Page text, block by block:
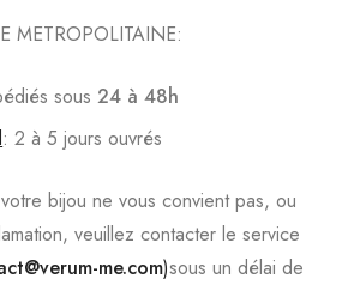
METROPOLITAINE:
sous24 à 48h
: 2 à 5 jours ouvrés
bijou ne vous convient pas, ou
veuillez contacter le service
me.com)sous un délai de